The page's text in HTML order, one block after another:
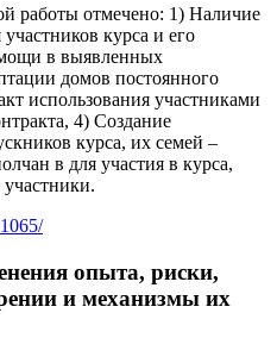
работы отмечено: 1) Наличие
курса и его
в выявленных
домов постоянного
использования участниками
4) Создание
курса, их семей –
в для участия в курса,
опыта, риски,
и механизмы их